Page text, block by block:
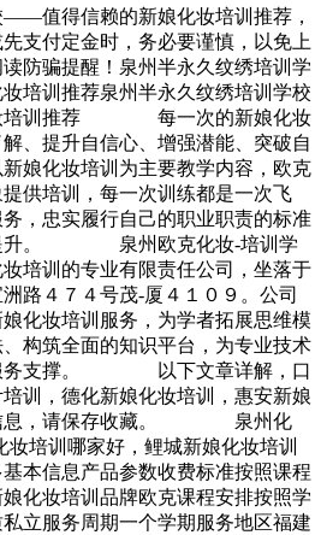
值得信赖的新娘化妆培训推荐，
支付定金时，务必要谨慎，以免上
防骗提醒！泉州半永久纹绣培训学
培训推荐泉州半永久纹绣培训学校
培训推荐 每一次的新娘化妆
、提升自信心、增强潜能、突破自
娘化妆培训为主要教学内容，欧克
供培训，每一次训练都是一次飞
，忠实履行自己的职业职责的标准
提升。 泉州欧克化妆-培训学
培训的专业有限责任公司，坐落于
路４７４号茂-厦４１０９。公司
化妆培训服务，为学者拓展思维模
构筑全面的知识平台，为专业技术
服务支撑。 以下文章详解，口
训，德化新娘化妆培训，惠安新娘
信息，请保存收藏。 泉州化
培训哪家好，鲤城新娘化妆培训
本信息产品参数收费标准按照课程
化妆培训品牌欧克课程安排按照学
立服务周期一个学期服务地区福建